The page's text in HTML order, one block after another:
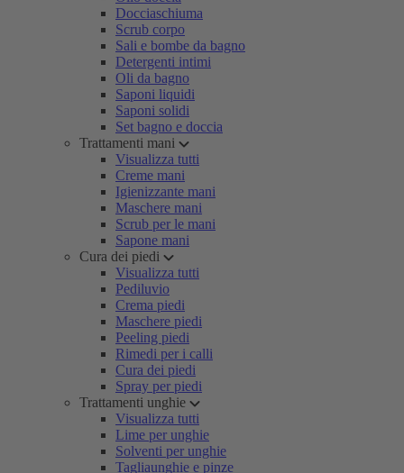
Docciaschiuma
Scrub corpo
Sali e bombe da bagno
Detergenti intimi
Oli da bagno
Saponi liquidi
Saponi solidi
Set bagno e doccia
Trattamenti mani
Visualizza tutti
Creme mani
Igienizzante mani
Maschere mani
Scrub per le mani
Sapone mani
Cura dei piedi
Visualizza tutti
Pediluvio
Crema piedi
Maschere piedi
Peeling piedi
Rimedi per i calli
Cura dei piedi
Spray per piedi
Trattamenti unghie
Visualizza tutti
Lime per unghie
Solventi per unghie
Tagliaunghie e pinze